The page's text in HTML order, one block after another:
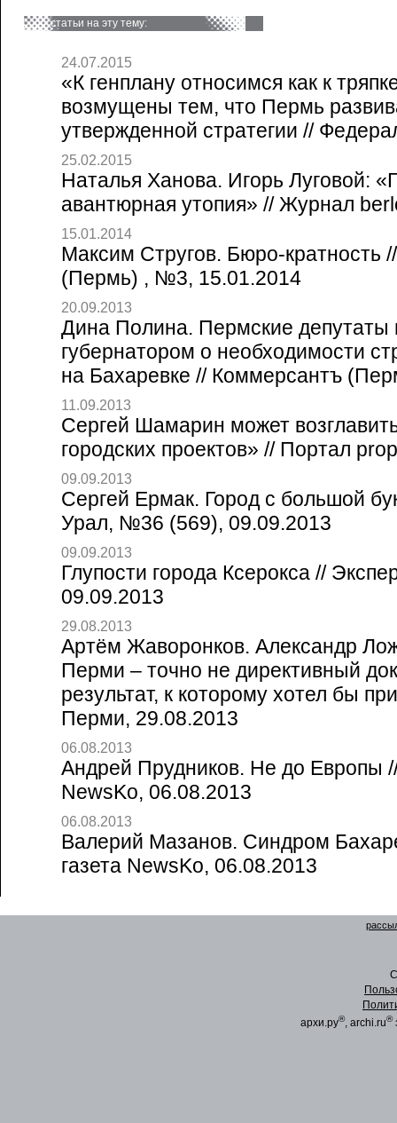
статьи на эту тему:
24.07.2015
«К генплану относимся как к
возмущены тем, что Пермь
утвержденной стратегии //
25.02.2015
Наталья Ханова. Игорь Луговой:
авантюрная утопия» // Журнал
15.01.2014
Максим Стругов. Бюро-кратность
(Пермь) , №3, 15.01.2014
20.09.2013
Дина Полина. Пермские депутаты
губернатором о необходимости
на Бахаревке // Коммерсантъ
11.09.2013
Сергей Шамарин может
городских проектов» // Портал
09.09.2013
Сергей Ермак. Город с большой
Урал, №36 (569), 09.09.2013
09.09.2013
Глупости города Ксерокса //
09.09.2013
29.08.2013
Артём Жаворонков. Александр
Перми – точно не директивный
результат, к которому хотел бы
Перми, 29.08.2013
06.08.2013
Андрей Прудников. Не до Европы
NewsKo, 06.08.2013
06.08.2013
Валерий Мазанов. Синдром
газета NewsKo, 06.08.2013
архи.ру®, archi.ru®